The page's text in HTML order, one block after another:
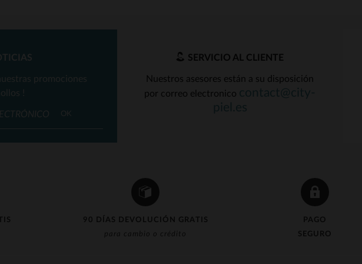
90 DÍAS DEVOLUCIÓN GRATIS
para cambio o crédito
PAGO
SEGURO
promociones
!
OK
SERVICIO AL CLIENTE
Nuestros asesores están a su disposición
por correo electronico